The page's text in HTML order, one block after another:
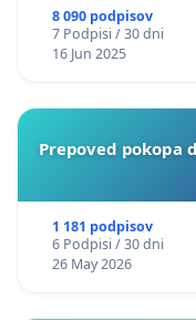
8 090 podpisov
7 Podpisi / 30 dni
16 Jun 2025
Prepoved pokopa
1 181 podpisov
6 Podpisi / 30 dni
26 May 2026